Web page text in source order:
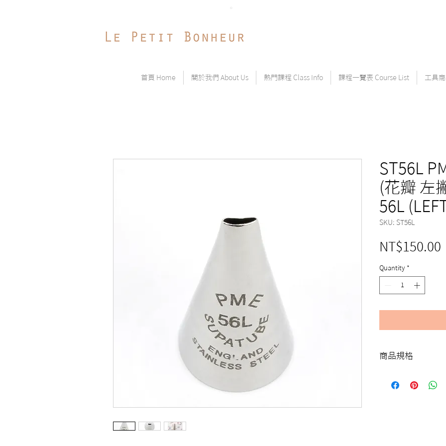
首頁 Home 關於我們 About Us 熱門課程 Class Info 課程一覽表 Course List 工具
ST56L
(花瓣 左
56L
SKU: ST56L
NT$150.00
Quantity *
商品規格
PME 花嘴 56L 號 (花